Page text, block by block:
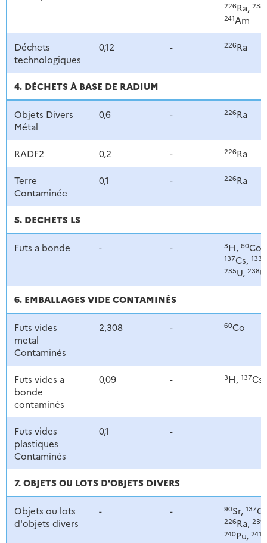
226Ra, 238
241Am
Déchets
technologiques
0,12 - 226Ra
4. DÉCHETS À BASE DE RADIUM
Objets Divers
Métal
0,6 - 226Ra
RADF2 0,2 - 226Ra
Terre
Contaminée
0,1 - 226Ra
5. DECHETS LS
Futs a bonde - - 3H, 60Co,
137Cs, 133
235U, 238U
6. EMBALLAGES VIDE CONTAMINÉS
Futs vides
metal
Contaminés
2,308 - 60Co
Futs vides a
bonde
contaminés
0,09 - 3H, 137Cs
Futs vides
plastiques
Contaminés
0,1 -
7. OBJETS OU LOTS D'OBJETS DIVERS
Objets ou lots
d'objets divers
- - 90Sr, 137
226Ra, 239
240Pu, 241